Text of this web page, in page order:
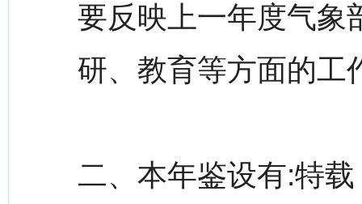
要反映上一年度气象
研、教育等方面的工
二、本年鉴设有:特